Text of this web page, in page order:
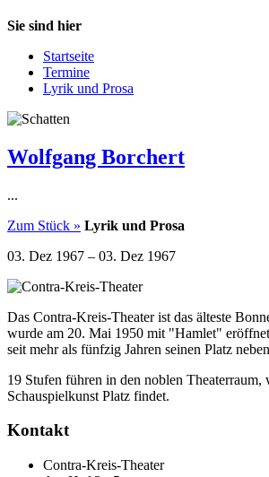
Sie sind hier
Startseite
Termine
Lyrik und Prosa
Wolfgang Borchert
...
Zum Stück » Lyrik und Prosa
03. Dez 1967 – 03. Dez 1967
Das Contra-Kreis-Theater ist das älteste
wurde am 20. Mai 1950 mit "Hamlet"
seit mehr als fünfzig Jahren seinen Platz
19 Stufen führen in den noblen Theaterraum,
Schauspielkunst Platz findet.
Kontakt
Contra-Kreis-Theater